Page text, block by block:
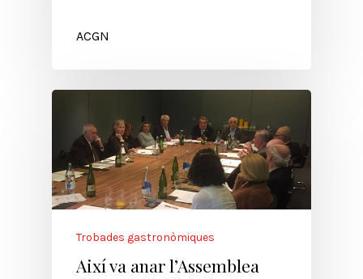
ACGN
Trobades gastronòmiques
Així va anar l’Assemblea